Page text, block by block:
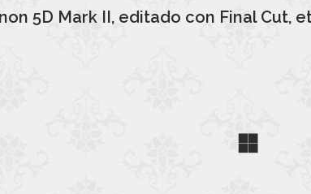
5D Mark II, editado con Final Cut,